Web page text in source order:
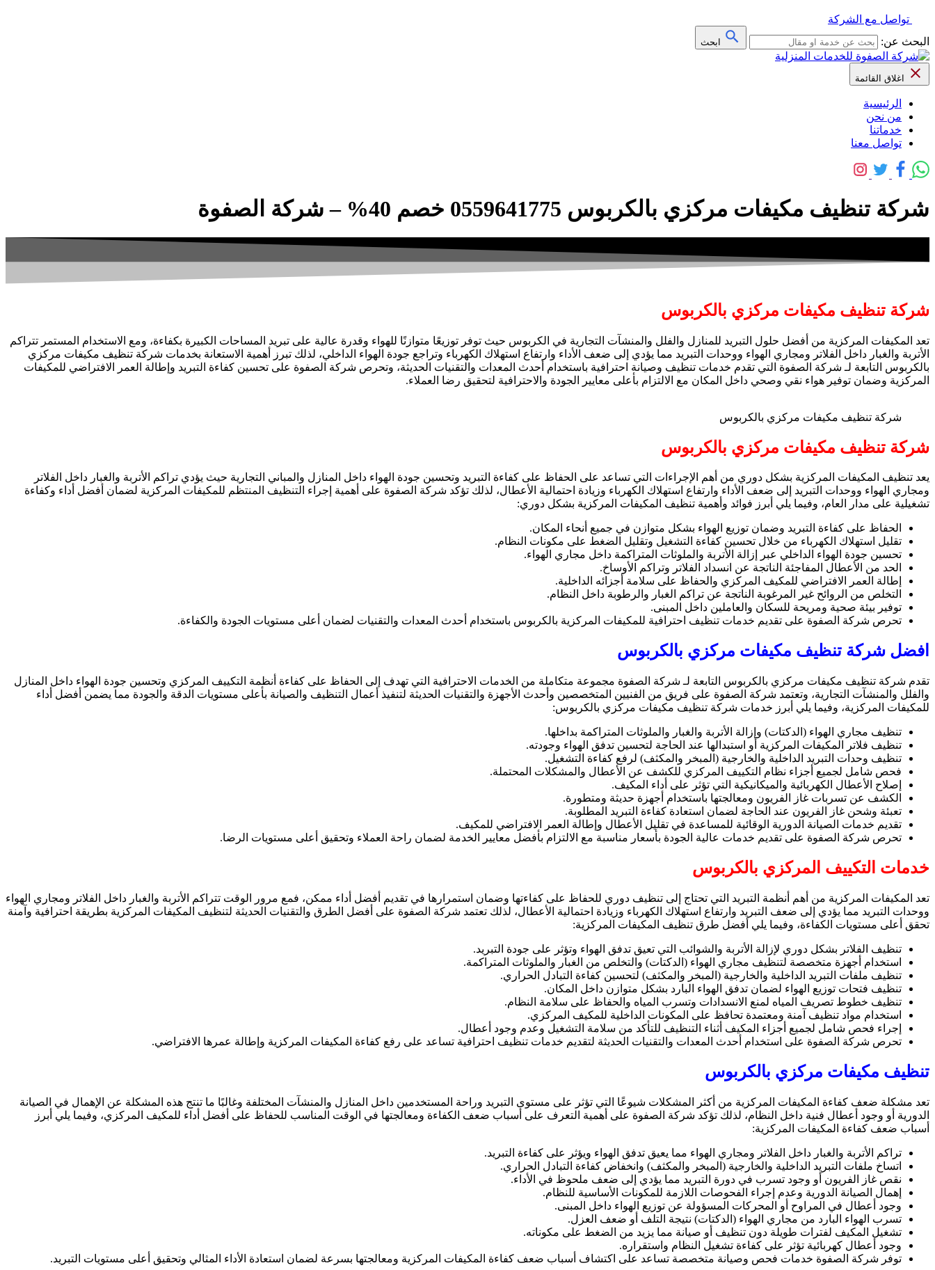
تواصل مع الشركة
البحث عن:
ابحث
اغلاق القائمة
الرئيسية
من نحن
خدماتنا
تواصل معنا
شركة تنظيف مكيفات مركزي بالكربوس 0559641775 خصم 40% – شركة الصفوة
شركة تنظيف مكيفات مركزي بالكربوس
تعد المكيفات المركزية من أفضل حلول التبريد للمنازل والفلل والمنشآت التجارية في الكربوس حيث توفر توزيعًا متوازنًا للهواء وقدرة عالية على تبريد المساحات الكبيرة بكفاءة، ومع الاستخدام المستمر تتراكم
الأتربة والغبار داخل الفلاتر ومجاري الهواء ووحدات التبريد مما يؤدي إلى ضعف الأداء وارتفاع استهلاك الكهرباء وتراجع جودة الهواء الداخلي، لذلك تبرز أهمية الاستعانة بخدمات شركة تنظيف مكيفات مركزي
بالكربوس التابعة لـ شركة الصفوة التي تقدم خدمات تنظيف وصيانة احترافية باستخدام أحدث المعدات والتقنيات الحديثة، وتحرص شركة الصفوة على تحسين كفاءة التبريد وإطالة العمر الافتراضي للمكيفات
المركزية وضمان توفير هواء نقي وصحي داخل المكان مع الالتزام بأعلى معايير الجودة والاحترافية لتحقيق رضا العملاء.
شركة تنظيف مكيفات مركزي بالكربوس
شركة تنظيف مكيفات مركزي بالكربوس
يعد تنظيف المكيفات المركزية بشكل دوري من أهم الإجراءات التي تساعد على الحفاظ على كفاءة التبريد وتحسين جودة الهواء داخل المنازل والمباني التجارية حيث يؤدي تراكم الأتربة والغبار داخل الفلاتر
ومجاري الهواء ووحدات التبريد إلى ضعف الأداء وارتفاع استهلاك الكهرباء وزيادة احتمالية الأعطال، لذلك تؤكد شركة الصفوة على أهمية إجراء التنظيف المنتظم للمكيفات المركزية لضمان أفضل أداء وكفاءة
تشغيلية على مدار العام، وفيما يلي أبرز فوائد وأهمية تنظيف المكيفات المركزية بشكل دوري:
الحفاظ على كفاءة التبريد وضمان توزيع الهواء بشكل متوازن في جميع أنحاء المكان.
تقليل استهلاك الكهرباء من خلال تحسين كفاءة التشغيل وتقليل الضغط على مكونات النظام.
تحسين جودة الهواء الداخلي عبر إزالة الأتربة والملوثات المتراكمة داخل مجاري الهواء.
الحد من الأعطال المفاجئة الناتجة عن انسداد الفلاتر وتراكم الأوساخ.
إطالة العمر الافتراضي للمكيف المركزي والحفاظ على سلامة أجزائه الداخلية.
التخلص من الروائح غير المرغوبة الناتجة عن تراكم الغبار والرطوبة داخل النظام.
توفير بيئة صحية ومريحة للسكان والعاملين داخل المبنى.
تحرص شركة الصفوة على تقديم خدمات تنظيف احترافية للمكيفات المركزية بالكربوس باستخدام أحدث المعدات والتقنيات لضمان أعلى مستويات الجودة والكفاءة.
افضل شركة تنظيف مكيفات مركزي بالكربوس
تقدم شركة تنظيف مكيفات مركزي بالكربوس التابعة لـ شركة الصفوة مجموعة متكاملة من الخدمات الاحترافية التي تهدف إلى الحفاظ على كفاءة أنظمة التكييف المركزي وتحسين جودة الهواء داخل المنازل
والفلل والمنشآت التجارية، وتعتمد شركة الصفوة على فريق من الفنيين المتخصصين وأحدث الأجهزة والتقنيات الحديثة لتنفيذ أعمال التنظيف والصيانة بأعلى مستويات الدقة والجودة مما يضمن أفضل أداء
للمكيفات المركزية، وفيما يلي أبرز خدمات شركة تنظيف مكيفات مركزي بالكربوس:
تنظيف مجاري الهواء (الدكتات) وإزالة الأتربة والغبار والملوثات المتراكمة بداخلها.
تنظيف فلاتر المكيفات المركزية أو استبدالها عند الحاجة لتحسين تدفق الهواء وجودته.
تنظيف وحدات التبريد الداخلية والخارجية (المبخر والمكثف) لرفع كفاءة التشغيل.
فحص شامل لجميع أجزاء نظام التكييف المركزي للكشف عن الأعطال والمشكلات المحتملة.
إصلاح الأعطال الكهربائية والميكانيكية التي تؤثر على أداء المكيف.
الكشف عن تسربات غاز الفريون ومعالجتها باستخدام أجهزة حديثة ومتطورة.
تعبئة وشحن غاز الفريون عند الحاجة لضمان استعادة كفاءة التبريد المطلوبة.
تقديم خدمات الصيانة الدورية الوقائية للمساعدة في تقليل الأعطال وإطالة العمر الافتراضي للمكيف.
تحرص شركة الصفوة على تقديم خدمات عالية الجودة بأسعار مناسبة مع الالتزام بأفضل معايير الخدمة لضمان راحة العملاء وتحقيق أعلى مستويات الرضا.
خدمات التكييف المركزي بالكربوس
تعد المكيفات المركزية من أهم أنظمة التبريد التي تحتاج إلى تنظيف دوري للحفاظ على كفاءتها وضمان استمرارها في تقديم أفضل أداء ممكن، فمع مرور الوقت تتراكم الأتربة والغبار داخل الفلاتر ومجاري الهواء
ووحدات التبريد مما يؤدي إلى ضعف التبريد وارتفاع استهلاك الكهرباء وزيادة احتمالية الأعطال، لذلك تعتمد شركة الصفوة على أفضل الطرق والتقنيات الحديثة لتنظيف المكيفات المركزية بطريقة احترافية وآمنة
تحقق أعلى مستويات الكفاءة، وفيما يلي أفضل طرق تنظيف المكيفات المركزية:
تنظيف الفلاتر بشكل دوري لإزالة الأتربة والشوائب التي تعيق تدفق الهواء وتؤثر على جودة التبريد.
استخدام أجهزة متخصصة لتنظيف مجاري الهواء (الدكتات) والتخلص من الغبار والملوثات المتراكمة.
تنظيف ملفات التبريد الداخلية والخارجية (المبخر والمكثف) لتحسين كفاءة التبادل الحراري.
تنظيف فتحات توزيع الهواء لضمان تدفق الهواء البارد بشكل متوازن داخل المكان.
تنظيف خطوط تصريف المياه لمنع الانسدادات وتسرب المياه والحفاظ على سلامة النظام.
استخدام مواد تنظيف آمنة ومعتمدة تحافظ على المكونات الداخلية للمكيف المركزي.
إجراء فحص شامل لجميع أجزاء المكيف أثناء التنظيف للتأكد من سلامة التشغيل وعدم وجود أعطال.
تحرص شركة الصفوة على استخدام أحدث المعدات والتقنيات الحديثة لتقديم خدمات تنظيف احترافية تساعد على رفع كفاءة المكيفات المركزية وإطالة عمرها الافتراضي.
تنظيف مكيفات مركزي بالكربوس
تعد مشكلة ضعف كفاءة المكيفات المركزية من أكثر المشكلات شيوعًا التي تؤثر على مستوى التبريد وراحة المستخدمين داخل المنازل والمنشآت المختلفة وغالبًا ما تنتج هذه المشكلة عن الإهمال في الصيانة
الدورية أو وجود أعطال فنية داخل النظام، لذلك تؤكد شركة الصفوة على أهمية التعرف على أسباب ضعف الكفاءة ومعالجتها في الوقت المناسب للحفاظ على أفضل أداء للمكيف المركزي، وفيما يلي أبرز
أسباب ضعف كفاءة المكيفات المركزية:
تراكم الأتربة والغبار داخل الفلاتر ومجاري الهواء مما يعيق تدفق الهواء ويؤثر على كفاءة التبريد.
اتساخ ملفات التبريد الداخلية والخارجية (المبخر والمكثف) وانخفاض كفاءة التبادل الحراري.
نقص غاز الفريون أو وجود تسرب في دورة التبريد مما يؤدي إلى ضعف ملحوظ في الأداء.
إهمال الصيانة الدورية وعدم إجراء الفحوصات اللازمة للمكونات الأساسية للنظام.
وجود أعطال في المراوح أو المحركات المسؤولة عن توزيع الهواء داخل المبنى.
تسرب الهواء البارد من مجاري الهواء (الدكتات) نتيجة التلف أو ضعف العزل.
تشغيل المكيف لفترات طويلة دون تنظيف أو صيانة مما يزيد من الضغط على مكوناته.
وجود أعطال كهربائية تؤثر على كفاءة تشغيل النظام واستقراره.
توفر شركة الصفوة خدمات فحص وصيانة متخصصة تساعد على اكتشاف أسباب ضعف كفاءة المكيفات المركزية ومعالجتها بسرعة لضمان استعادة الأداء المثالي وتحقيق أعلى مستويات التبريد.